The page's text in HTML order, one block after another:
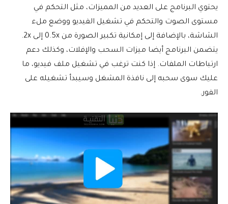
يحتوي البرنامج على العديد من المميزات، مثل التحكم في
مستوى الصوت والتحكم في تشغيل الفيديو ووضع ملء
الشاشة، بالإضافة إلى إمكانية تكبير الصورة من 0.5x إلى 2x.
يتضمن البرنامج أيضا ميزات السحب والإفلات، وكذلك دعم
ارتباطات الملفات. إذا كنت ترغب في تشغيل ملف فيديو، ما
عليك سوى سحبه إلى نافذة المشغل وسيبدأ تشغيله على
الفور.